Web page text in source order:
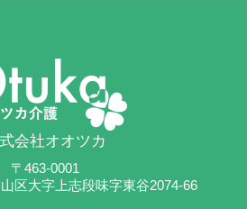
会社オオツカ
〒463-0001
区大字上志段味字東谷2074-66